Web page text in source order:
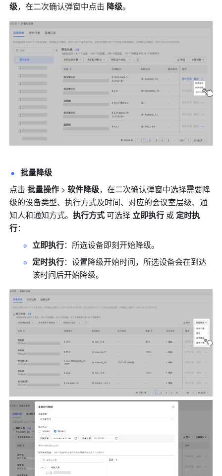
级，在二次确认弹窗中点击 降级。
批量降级
点击 批量操作 > 软件降级，在二次确认弹窗中选择需要降
级的设备类型、执行方式及时间、对应的会议室层级、通
知人和通知方式。执行方式 可选择 立即执行 或 定时执
行：
立即执行：所选设备即刻开始降级。
定时执行：设置降级开始时间，所选设备会在到达
该时间后开始降级。